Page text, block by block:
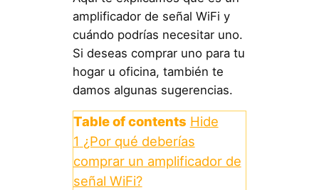
amplificador de señal WiFi y
cuándo podrías necesitar uno.
Si deseas comprar uno para tu
hogar u oficina, también te
damos algunas sugerencias.
Table of contents Hide
1 ¿Por qué deberías
comprar un amplificador de
señal WiFi?